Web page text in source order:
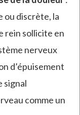
ou discrète, la
rein sollicite en
nerveux
d’épuisement
signal
comme un